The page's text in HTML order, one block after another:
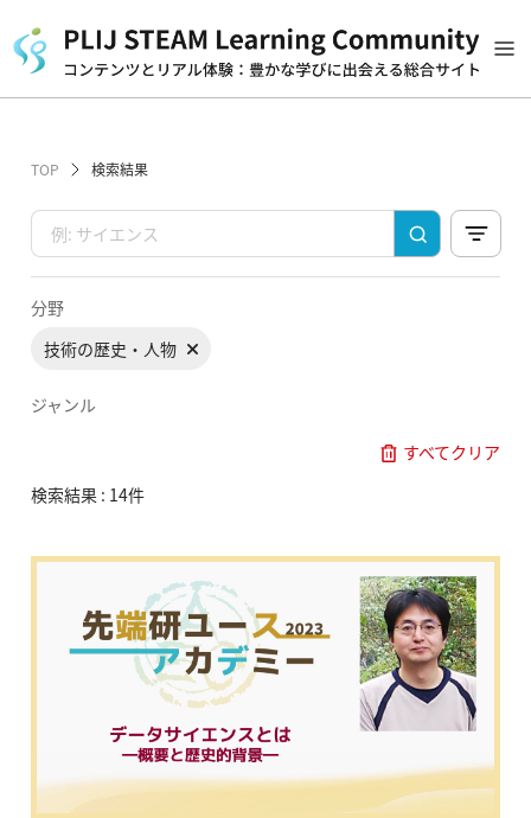
TOP 検索結果
分野
技術の歴史・人物
ジャンル
すべてクリア
検索結果 : 14件